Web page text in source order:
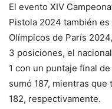
El evento XIV
Pistola 2024 también
Olímpicos de París
3 posiciones, el
1 con un puntaje final
sumó 187, mientras
182, respectivamente.